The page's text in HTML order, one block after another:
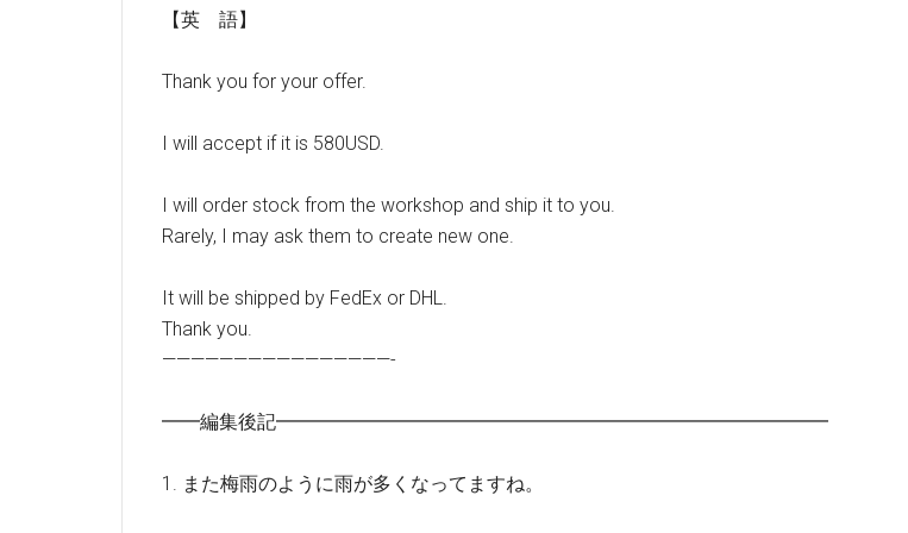
【英 語】
Thank you for your offer.
I will accept if it is 580USD.
I will order stock from the workshop and ship it to you.
Rarely, I may ask them to create new one.
It will be shipped by FedEx or DHL.
Thank you.
————————————————-
━━編集後記━━━━━━━━━━━━━━━━━━━━━━━━━━━━━
1. また梅雨のように雨が多くなってますね。